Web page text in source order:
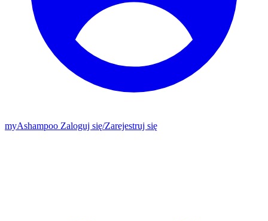
myAshampoo Zaloguj się/Zarejestruj się